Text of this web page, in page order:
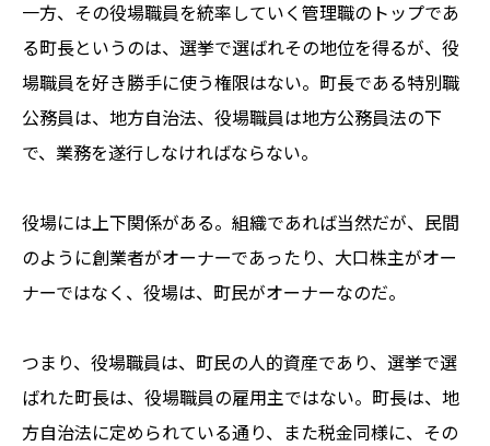
一方、その役場職員を統率していく管理職のトップであ
る町長というのは、選挙で選ばれその地位を得るが、役
場職員を好き勝手に使う権限はない。町長である特別職
公務員は、地方自治法、役場職員は地方公務員法の下
で、業務を遂行しなければならない。
役場には上下関係がある。組織であれば当然だが、民間
のように創業者がオーナーであったり、大口株主がオー
ナーではなく、役場は、町民がオーナーなのだ。
つまり、役場職員は、町民の人的資産であり、選挙で選
ばれた町長は、役場職員の雇用主ではない。町長は、地
方自治法に定められている通り、また税金同様に、その